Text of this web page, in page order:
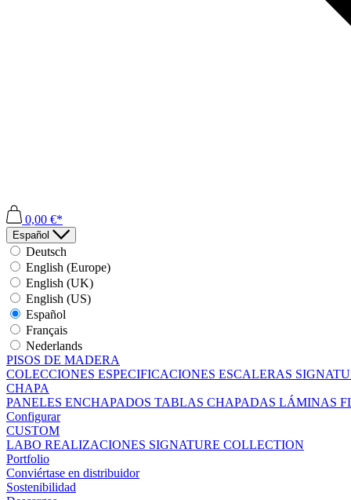
0,00 €*
Español
Deutsch
English (Europe)
English (UK)
English (US)
Español
Français
Nederlands
PISOS DE MADERA
COLECCIONES ESPECIFICACIONES ESCALERAS
CHAPA
PANELES ENCHAPADOS TABLAS CHAPADAS LÁMINAS
Configurar
CUSTOM
LABO REALIZACIONES SIGNATURE COLLECTION
Portfolio
Conviértase en distribuidor
Sostenibilidad